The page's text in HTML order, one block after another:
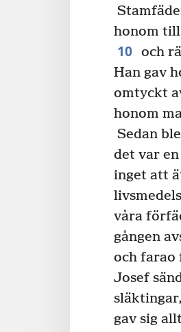
honom
10 och
Han gav
omtyckt
honom
Sedan
det var
inget att
våra
gången
och farao
Josef
släktingar,
gav sig